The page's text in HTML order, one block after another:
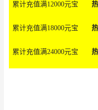
累计充值满12000元宝
累计充值满18000元宝
累计充值满24000元宝